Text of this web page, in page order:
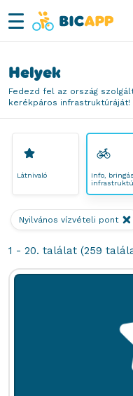
Bicapp
Megnyit Navigáció
MapLibre|©
Látnivaló
Info, bringás
Helyek
Fedezd fel az ország
kerékpáros infrastruktúráját!
Nyilvános vízvételi pont
Eltávolítás
1 - 20. találat (259